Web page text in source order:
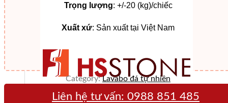
Trọng lượng: +/-20 (kg)/chiếc
Xuất xứ: Sản xuất tại Việt Nam
Category:Lavabo đá tự nhiên
Liên hệ tư vấn: 0988 851 485